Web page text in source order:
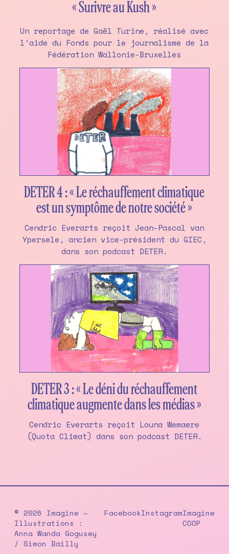
« Surivre au Kush »
Un reportage de Gaël Turine, réalisé avec
l’aide du Fonds pour le journalisme de la
Fédération Wallonie-Bruxelles
DETER 4 : « Le réchauffement climatique
est un symptôme de notre société »
Cendric Everarts reçoit Jean-Pascal van
Ypersele, ancien vice-président du GIEC,
dans son podcast DETER.
DETER 3 : « Le déni du réchauffement
climatique augmente dans les médias »
Cendric Everarts reçoit Louna Wemaere
(Quota Climat) dans son podcast DETER.
© 2026 Imagine –
Illustrations :
Anna Wanda Gogusey
/ Simon Bailly
FacebookInstagramImagine
COOP